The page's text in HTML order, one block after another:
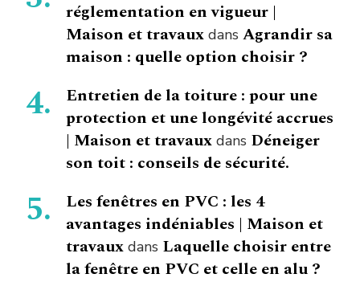
réglementation en vigueur |
Maison et travaux dans Agrandir sa
maison : quelle option choisir ?
Entretien de la toiture : pour une
protection et une longévité accrues
| Maison et travaux dans Déneiger
son toit : conseils de sécurité.
Les fenêtres en PVC : les 4
avantages indéniables | Maison et
travaux dans Laquelle choisir entre
la fenêtre en PVC et celle en alu ?